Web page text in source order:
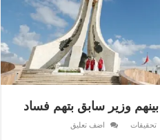
تحقيقات
اضف تعليق